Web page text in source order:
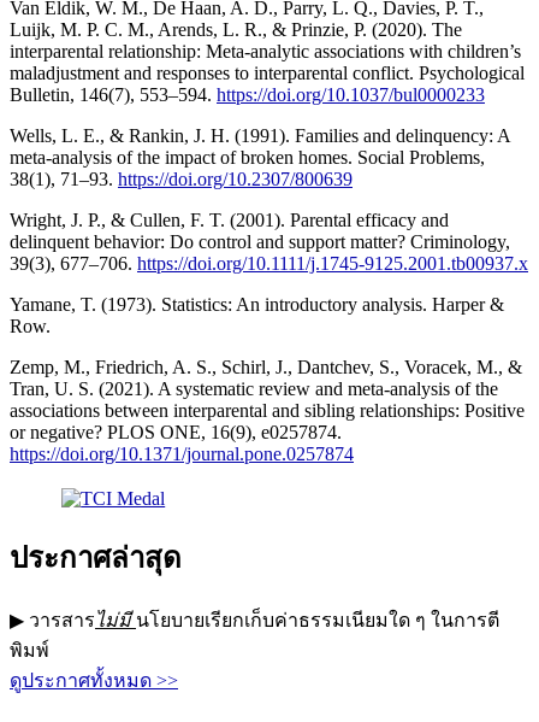
Van Eldik, W. M., De Haan, A. D., Parry, L. Q., Davies, P. T.,
Luijk, M. P. C. M., Arends, L. R., & Prinzie, P. (2020). The
interparental relationship: Meta-analytic associations with children’s
maladjustment and responses to interparental conflict. Psychological
Bulletin, 146(7), 553–594. https://doi.org/10.1037/bul0000233
Wells, L. E., & Rankin, J. H. (1991). Families and delinquency: A
meta-analysis of the impact of broken homes. Social Problems,
38(1), 71–93. https://doi.org/10.2307/800639
Wright, J. P., & Cullen, F. T. (2001). Parental efficacy and
delinquent behavior: Do control and support matter? Criminology,
39(3), 677–706. https://doi.org/10.1111/j.1745-9125.2001.tb00937.x
Yamane, T. (1973). Statistics: An introductory analysis. Harper &
Row.
Zemp, M., Friedrich, A. S., Schirl, J., Dantchev, S., Voracek, M., &
Tran, U. S. (2021). A systematic review and meta-analysis of the
associations between interparental and sibling relationships: Positive
or negative? PLOS ONE, 16(9), e0257874.
https://doi.org/10.1371/journal.pone.0257874
ประกาศล่าสุด
▶ วารสารไม่มีนโยบายเรียกเก็บค่าธรรมเนียมใด ๆ ในการตี
พิมพ์
ดูประกาศทั้งหมด >>